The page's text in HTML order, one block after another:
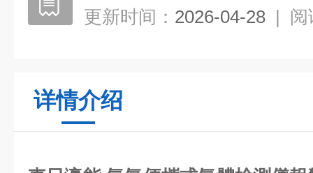
更新时间： 2026-04-28 | 阅
详情介绍